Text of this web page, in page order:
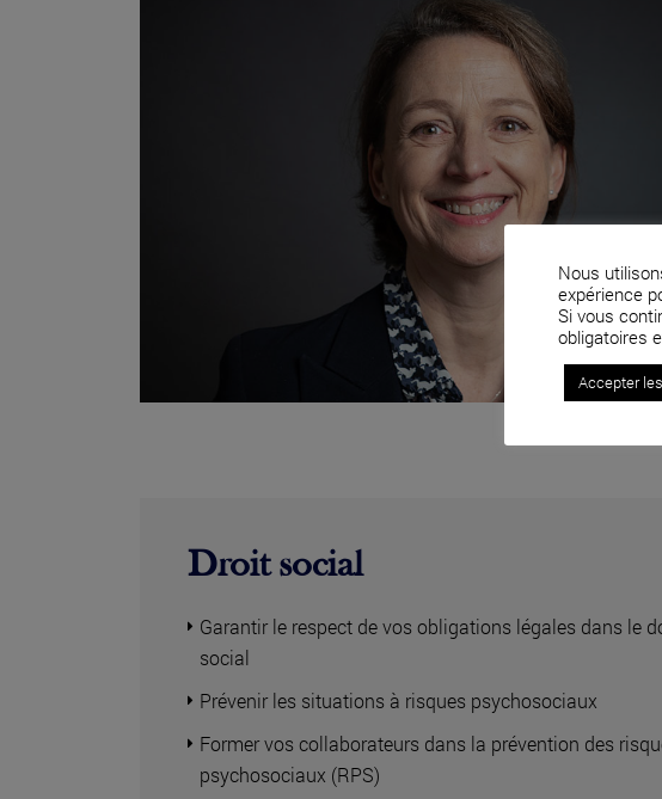
Droit social
Garantir le respect de vos obligations légales dans le
social
Prévenir les situations à risques psychosociaux
Former vos collaborateurs dans la prévention des
psychosociaux (RPS)
Nous
expérience
Si vous
obligatoires
Accepter